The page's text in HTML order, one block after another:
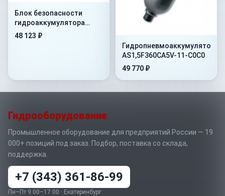
Блок безопасности
гидроаккумулятора
BS10MP100A5G4-CP15
48 123 ₽
Гидропневмоаккумулятор
AS1,5F360CA5V-11-C0C0
49 770 ₽
Гидрооборудование
Промышленное оборудование для предприятий России — 19
000+ позиций под заказ. Подбор, поставка со склада,
поддержка.
+7 (343) 361-86-99
Пн–Пт 9:00–17:00 · Екатеринбург